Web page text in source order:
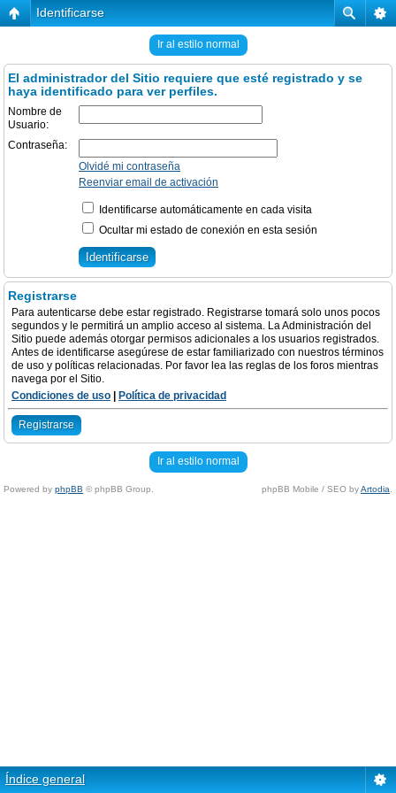
Identificarse
Ir al estilo normal
El administrador del Sitio requiere que esté registrado y se
haya identificado para ver perfiles.
Nombre de
Usuario:
Contraseña:
Olvidé mi contraseña
Reenviar email de activación
Identificarse automáticamente en cada visita
Ocultar mi estado de conexión en esta sesión
Registrarse
Para autenticarse debe estar registrado. Registrarse tomará solo unos pocos
segundos y le permitirá un amplio acceso al sistema. La Administración del
Sitio puede además otorgar permisos adicionales a los usuarios registrados.
Antes de identificarse asegúrese de estar familiarizado con nuestros términos
de uso y políticas relacionadas. Por favor lea las reglas de los foros mientras
navega por el Sitio.
Condiciones de uso
Política de privacidad
Registrarse
Ir al estilo normal
Powered by phpBB © phpBB Group. phpBB Mobile / SEO byArtodia
Índice general